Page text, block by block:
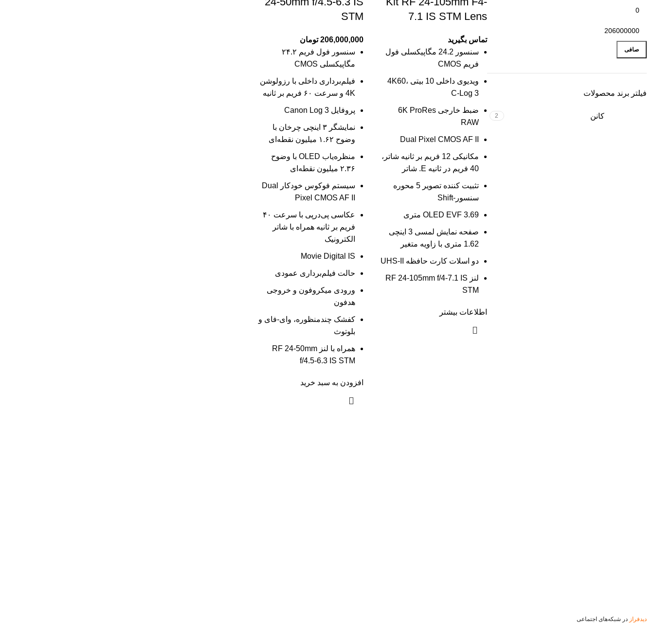
صافی
فیلتر برند محصولات
کانن 2
7.1 IS STM Lens
تماس بگیرید
سنسور 24.2 مگاپیکسلی فول
فریم CMOS
ویدیوی داخلی 10 بیتی 4K60،
C-Log 3
ضبط خارجی 6K ProRes
RAW
Dual Pixel CMOS AF II
مکانیکی 12 فریم بر ثانیه شاتر،
40 فریم در ثانیه E. شاتر
تثبیت کننده تصویر 5 محوره
سنسور-Shift
OLED EVF 3.69 متری
صفحه نمایش لمسی 3 اینچی
1.62 متری با زاویه متغیر
دو اسلات کارت حافظه UHS-II
لنز RF 24-105mm f/4-7.1 IS
STM
اطلاعات بیشتر
STM
206,000,000 تومان
سنسور فول فریم ۲۴.۲
مگاپیکسلی CMOS
فیلم‌برداری داخلی با رزولوشن
4K و سرعت ۶۰ فریم بر ثانیه
پروفایل Canon Log 3
نمایشگر ۳ اینچی چرخان با
وضوح ۱.۶۲ میلیون نقطه‌ای
منظره‌یاب OLED با وضوح
۲.۳۶ میلیون نقطه‌ای
سیستم فوکوس خودکار Dual
Pixel CMOS AF II
عکاسی پی‌درپی با سرعت ۴۰
فریم بر ثانیه همراه با شاتر
الکترونیک
Movie Digital IS
حالت فیلم‌برداری عمودی
ورودی میکروفون و خروجی
هدفون
کفشک چندمنظوره، وای-فای و
بلوتوث
همراه با لنز RF 24-50mm
f/4.5-6.3 IS STM
افزودن به سبد خرید
دیدفراز در شبکه‌های اجتماعی